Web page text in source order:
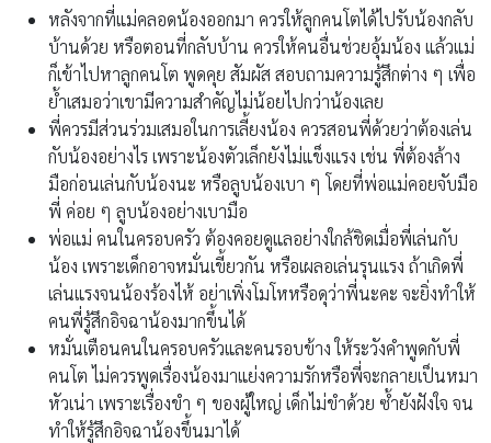
หลังจากที่แม่คลอดน้องออกมา ควรให้ลูกคนโตได้ไปรับน้องกลับ
บ้านด้วย หรือตอนที่กลับบ้าน ควรให้คนอื่นช่วยอุ้มน้อง แล้วแม่
ก็เข้าไปหาลูกคนโต พูดคุย สัมผัส สอบถามความรู้สึกต่าง ๆ เพื่อ
ย้ำเสมอว่าเขามีความสำคัญไม่น้อยไปกว่าน้องเลย
พี่ควรมีส่วนร่วมเสมอในการเลี้ยงน้อง ควรสอนพี่ด้วยว่าต้องเล่น
กับน้องอย่างไร เพราะน้องตัวเล็กยังไม่แข็งแรง เช่น พี่ต้องล้าง
มือก่อนเล่นกับน้องนะ หรือลูบน้องเบา ๆ โดยที่พ่อแม่คอยจับมือ
พี่ ค่อย ๆ ลูบน้องอย่างเบามือ
พ่อแม่ คนในครอบครัว ต้องคอยดูแลอย่างใกล้ชิดเมื่อพี่เล่นกับ
น้อง เพราะเด็กอาจหมั่นเขี้ยวกัน หรือเผลอเล่นรุนแรง ถ้าเกิดพี่
เล่นแรงจนน้องร้องไห้ อย่าเพิ่งโมโหหรือดุว่าพี่นะคะ จะยิ่งทำให้
คนพี่รู้สึกอิจฉาน้องมากขึ้นได้
หมั่นเตือนคนในครอบครัวและคนรอบข้าง ให้ระวังคำพูดกับพี่
คนโต ไม่ควรพูดเรื่องน้องมาแย่งความรักหรือพี่จะกลายเป็นหมา
หัวเน่า เพราะเรื่องขำ ๆ ของผู้ใหญ่ เด็กไม่ขำด้วย ซ้ำยังฝังใจ จน
ทำให้รู้สึกอิจฉาน้องขึ้นมาได้